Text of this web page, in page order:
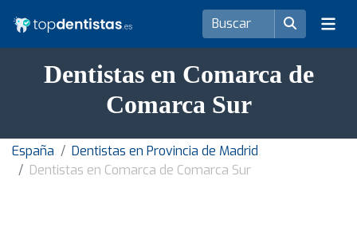
Dentistas en Comarca de
Comarca Sur
España
Dentistas en Provincia de Madrid
Dentistas en Comarca de Comarca Sur